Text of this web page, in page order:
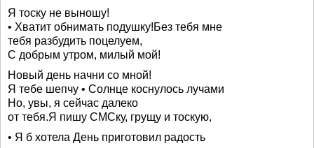
Я тоску не выношу!
• Хватит обнимать подушку!Без тебя мне
тебя разбудить поцелуем,
С добрым утром, милый мой!
Новый день начни со мной!
Я тебе шепчу • Солнце коснулось лучами
Но, увы, я сейчас далеко
от тебя.Я пишу СМСку, грущу и тоскую,
• Я б хотела День приготовил радость